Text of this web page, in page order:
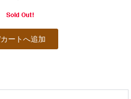
カートへ追加